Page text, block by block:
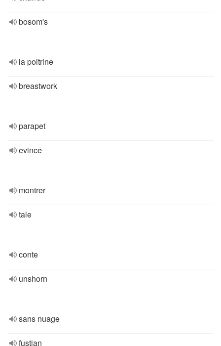
bosom's
la poitrine
breastwork
parapet
evince
montrer
tale
conte
unshorn
sans nuage
fustian